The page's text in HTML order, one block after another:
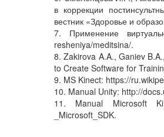
в коррекции
вестник «Здоровье и
7. Применение
resheniya/meditsina/.
8. Zakirova A.A., Ganiev
to Create Software for
9. MS Kinect: https://
10. Manual Unity: http://
11. Manual Microsoft
_Microsoft_SDK.